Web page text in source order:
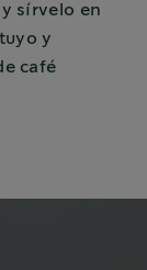
y sírvelo en
y
café